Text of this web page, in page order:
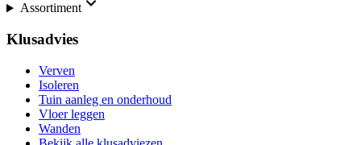
Assortiment
Klusadvies
Verven
Isoleren
Tuin aanleg en onderhoud
Vloer leggen
Wanden